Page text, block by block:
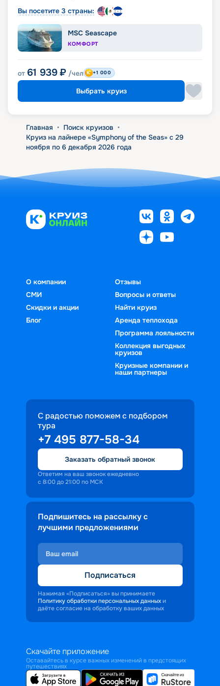
Вы посетите 3 страны:
MSC Seascape
КОМФОРТ
от 61 939 ₽ /чел +1 000
Выбрать круиз
Главная • Поиск круизов •
Круиз на лайнере «Symphony of the Seas» с 29
ноября по 6 декабря 2026 года
О компании
СМИ
Скидки и акции
Блог
Отзывы
Вопросы и ответы
Найти круиз
Аренда теплохода
Программа лояльности
Коллекция выгодных
круизов
Круизные компании и
наши партнеры
С радостью поможем с подбором
тура
+7 495 877-58-34
Заказать обратный звонок
Ответим на ваш звонок ежедневно
с 8:00 до 21:00 по МСК
Подпишитесь на рассылку с
лучшими предложениями
Подписаться
Нажимая «Подписаться» вы принимаете
Политику обработки персональных данных и
даёте согласие на обработку ваших данных
Скачайте приложение
Оставайтесь в курсе важных изменений в предстоящих
путешествиях